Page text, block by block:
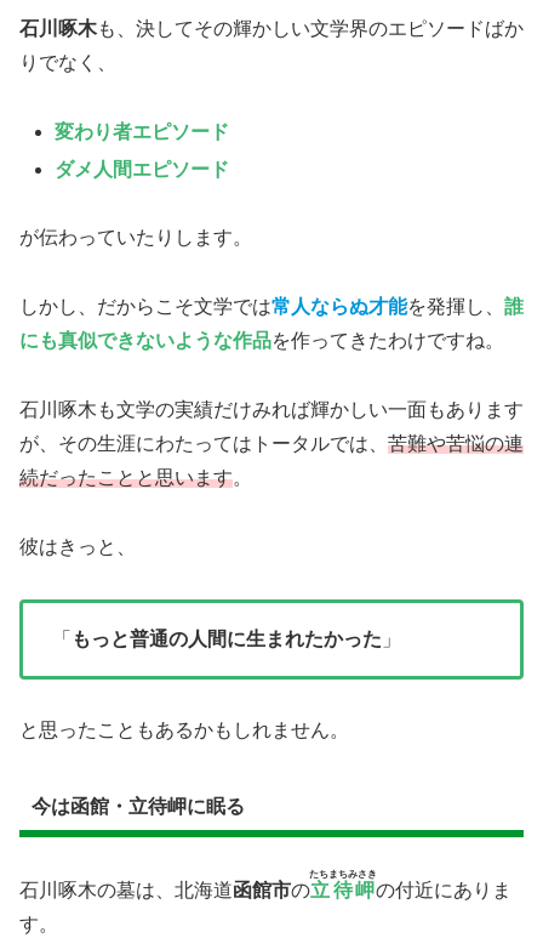
石川啄木も、決してその輝かしい文学界のエピソードばか
りでなく、
変わり者エピソード
ダメ人間エピソード
が伝わっていたりします。
しかし、だからこそ文学では常人ならぬ才能を発揮し、 誰
にも真似できないような作品を作ってきたわけですね。
石川啄木も文学の実績だけみれば輝かしい一面もあります
が、その生涯にわたってはトータルでは、 苦難や苦悩の連
続だったことと思います。
彼はきっと、
「 もっと普通の人間に生まれたかった 」
と思ったこともあるかもしれません。
今は函館・立待岬に眠る
石川啄木の墓は、北海道函館市の立待岬
たちまちみさき
の付近にありま
す。